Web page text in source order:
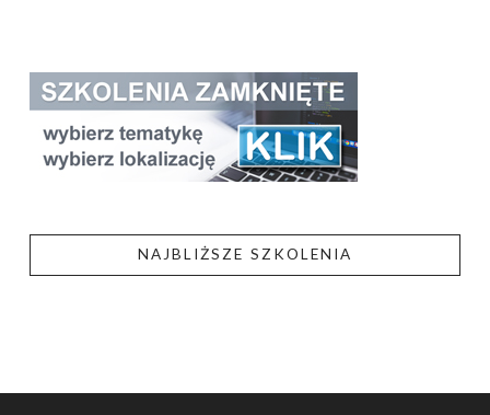
NAJBLIŻSZE SZKOLENIA